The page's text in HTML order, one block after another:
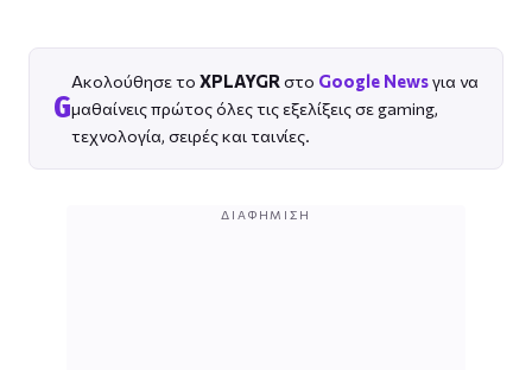
G
Ακολούθησε το XPLAYGR στο Google Newsγια να
μαθαίνεις πρώτος όλες τις εξελίξεις σε gaming,
τεχνολογία, σειρές και ταινίες.
ΔΙΑΦΉΜΙΣΗ